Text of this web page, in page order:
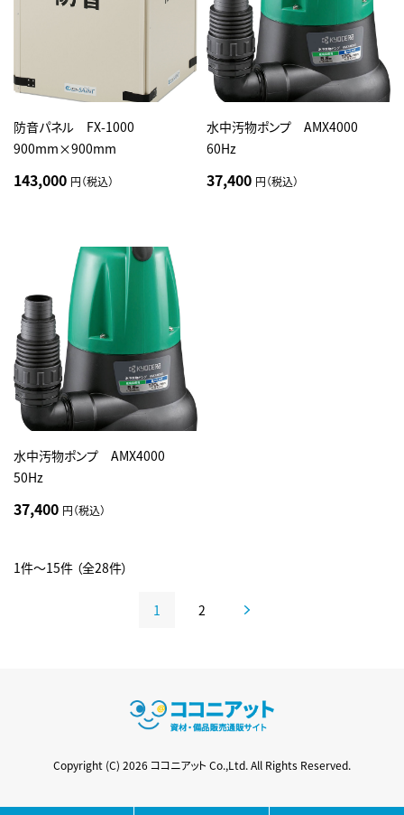
防音パネル FX-1000
900mm×900mm
143,000 円（税込）
水中汚物ポンプ AMX4000
60Hz
37,400 円（税込）
水中汚物ポンプ AMX4000
50Hz
37,400 円（税込）
1件～15件 （全28件）
1 2
Copyright (C) 2026 ココニアット Co.,Ltd. All Rights Reserved.